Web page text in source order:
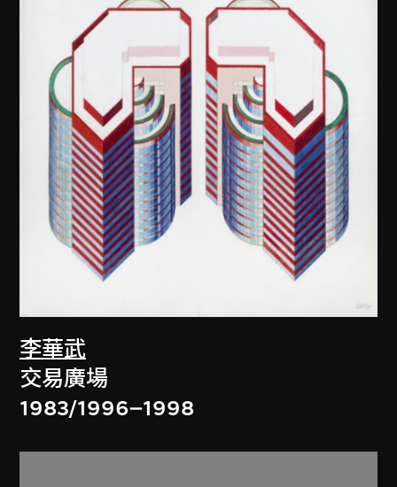
李華武
交易廣場
1983/1996–1998